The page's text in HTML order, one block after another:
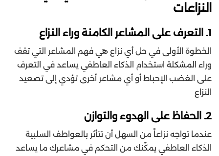
النزاعات
1. التعرف على المشاعر الكامنة وراء النزاع
الخطوة الأولى في حل أي نزاع هي فهم المشاعر التي تقف
وراء المشكلة استخدام الذكاء العاطفي يساعد في التعرف
على الغضب الإحباط أو أي مشاعر أخرى تؤدي إلى تصعيد
النزاع
2. الحفاظ على الهدوء والتوازن
عندما تواجه نزاعاً من السهل أن تتأثر بالعواطف السلبية
الذكاء العاطفي يمكّنك من التحكم في مشاعرك ما يساعد